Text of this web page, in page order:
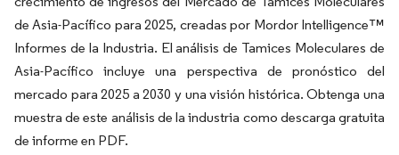
de Asia-Pacífico para 2025, creadas por Mordor Intelligence™
Informes de la Industria. El análisis de Tamices Moleculares de
Asia-Pacífico incluye una perspectiva de pronóstico del
mercado para 2025 a 2030 y una visión histórica. Obtenga una
muestra de este análisis de la industria como descarga gratuita
de informe en PDF.